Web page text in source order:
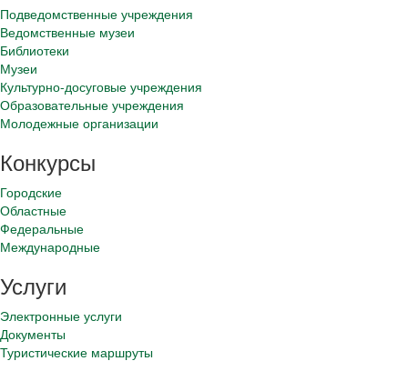
Подведомственные учреждения
Ведомственные музеи
Библиотеки
Музеи
Культурно-досуговые учреждения
Образовательные учреждения
Молодежные организации
Конкурсы
Городские
Областные
Федеральные
Международные
Услуги
Электронные услуги
Документы
Туристические маршруты